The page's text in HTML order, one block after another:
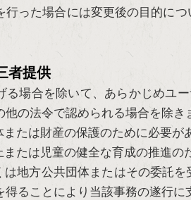
行った場合には変更後の目的に
者提供
る場合を除いて、あらかじめユ
他の法令で認められる場合を除き
たは財産の保護のために必要が
たは児童の健全な育成の推進の
地方公共団体またはその委託
得ることにより当該事務の遂行に